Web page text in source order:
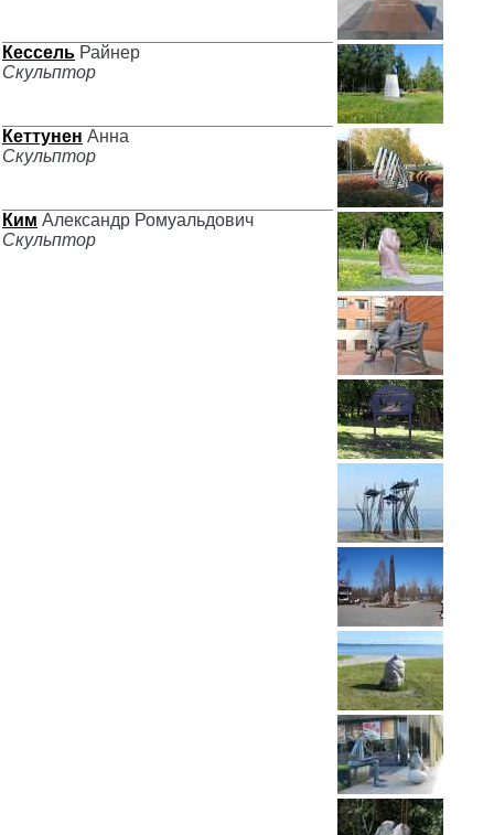
Кессель Райнер
Скульптор
Кеттунен Анна
Скульптор
Ким Александр Ромуальдович
Скульптор